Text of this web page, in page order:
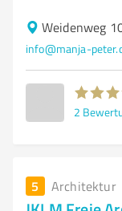
Weidenweg
info@manja-
2
5 Architektur